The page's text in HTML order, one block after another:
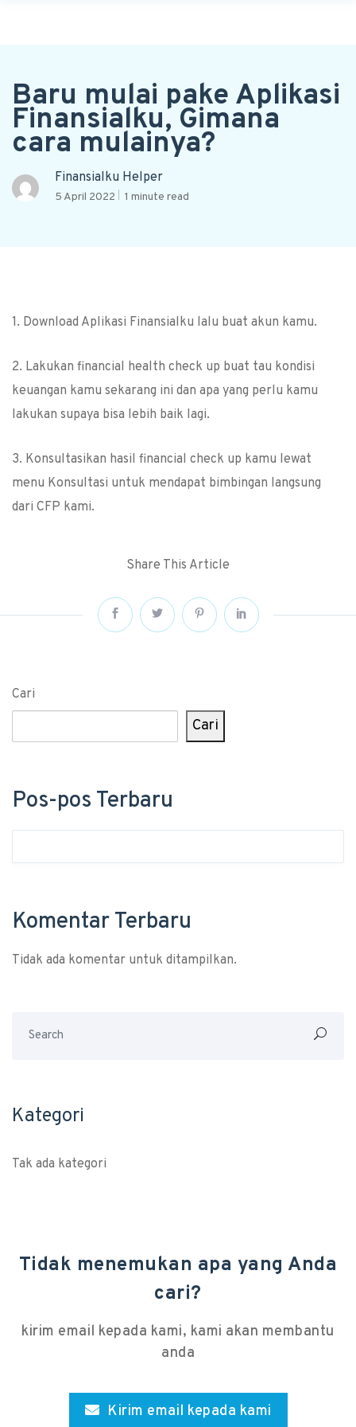
Baru mulai pake Aplikasi
Finansialku, Gimana
cara mulainya?
Finansialku Helper
5 April 2022 1 minute read
1. Download Aplikasi Finansialku lalu buat akun kamu.
2. Lakukan financial health check up buat tau kondisi
keuangan kamu sekarang ini dan apa yang perlu kamu
lakukan supaya bisa lebih baik lagi.
3. Konsultasikan hasil financial check up kamu lewat
menu Konsultasi untuk mendapat bimbingan langsung
dari CFP kami.
Share This Article
Cari
Cari
Pos-pos Terbaru
Komentar Terbaru
Tidak ada komentar untuk ditampilkan.
Kategori
Tak ada kategori
Tidak menemukan apa yang Anda
cari?
kirim email kepada kami, kami akan membantu
anda
Kirim email kepada kami